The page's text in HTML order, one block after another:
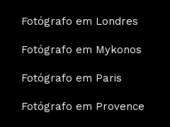
Fotógrafo em Londres
Fotógrafo em Mykonos
Fotógrafo em Paris
Fotógrafo em Provence